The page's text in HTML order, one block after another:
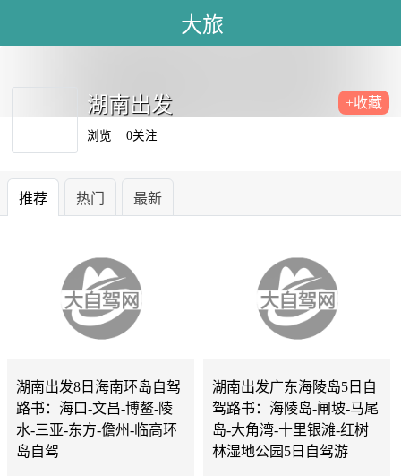
大旅
湖南出发 +收藏
浏览 0关注
推荐 热门 最新
湖南出发8日海南环岛自驾
路书：海口-文昌-博鳌-陵
水-三亚-东方-儋州-临高环
岛自驾
湖南出发广东海陵岛5日自
驾路书：海陵岛-闸坡-马尾
岛-大角湾-十里银滩-红树
林湿地公园5日自驾游